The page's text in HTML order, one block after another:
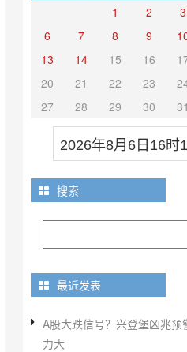
1 2 3
6
7 8 9
13
14 15 16
20
21 22 23
27
28 29 30 31
2026年8月6日16时
搜索
最近发表
A股大跌信号？兴登堡凶兆预
力大